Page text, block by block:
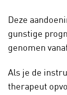
Deze
gunstige
genomen
Als je de
therapeut